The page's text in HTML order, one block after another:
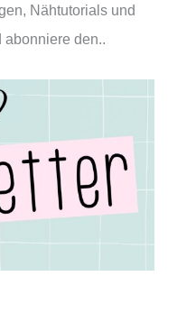
Nähtutorials und
abonniere den..